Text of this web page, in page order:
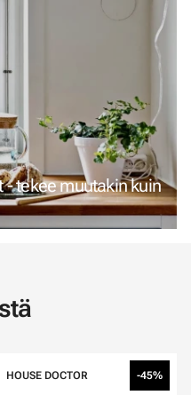
- tekee muutakin kuin
HOUSE DOCTOR -45%